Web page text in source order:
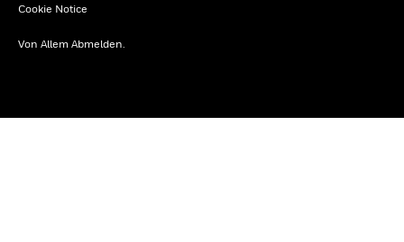
Cookie Notice
Von Allem Abmelden.